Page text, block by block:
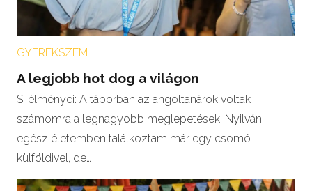
GYEREKSZEM
A legjobb hot dog a világon
S. élményei: A táborban az angoltanárok voltak
számomra a legnagyobb meglepetések. Nyilván
egész életemben találkoztam már egy csomó
külföldivel, de…